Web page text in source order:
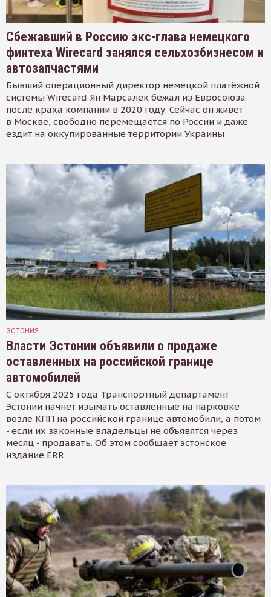
Сбежавший в Россию экс-глава немецкого
финтеха Wirecard занялся сельхозбизнесом и
автозапчастями
Бывший операционный директор немецкой платёжной
системы Wirecard Ян Марсалек бежал из Евросоюза
после краха компании в 2020 году. Сейчас он живёт
в Москве, свободно перемещается по России и даже
ездит на оккупированные территории Украины
ЭСТОНИЯ
Власти Эстонии объявили о продаже
оставленных на российской границе
автомобилей
С октября 2025 года Транспортный департамент
Эстонии начнет изымать оставленные на парковке
возле КПП на российской границе автомобили, а потом
- если их законные владельцы не объявятся через
месяц - продавать. Об этом сообщает эстонское
издание ERR